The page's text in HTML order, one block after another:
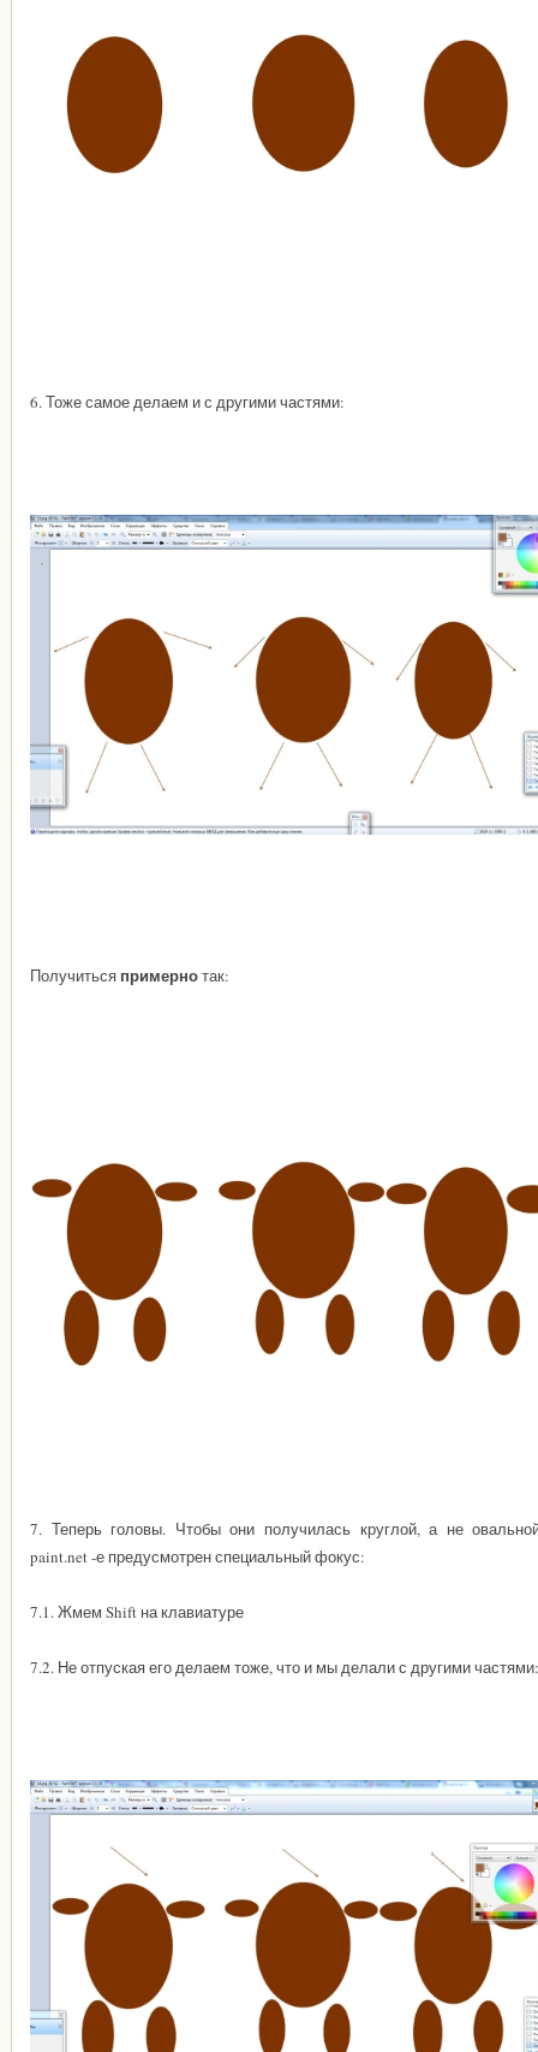
6. Тоже самое делаем и с другими частями:
Получиться примернотак:
7. Теперь головы. Чтобы они получилась круглой, а не
paint.net -е предусмотрен специальный фокус:
7.1. Жмем Shift на клавиатуре
7.2. Не отпуская его делаем тоже, что и мы делали с другими частями: